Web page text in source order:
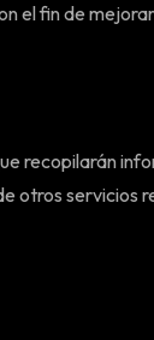
el fin de
recopilarán
otros servicios